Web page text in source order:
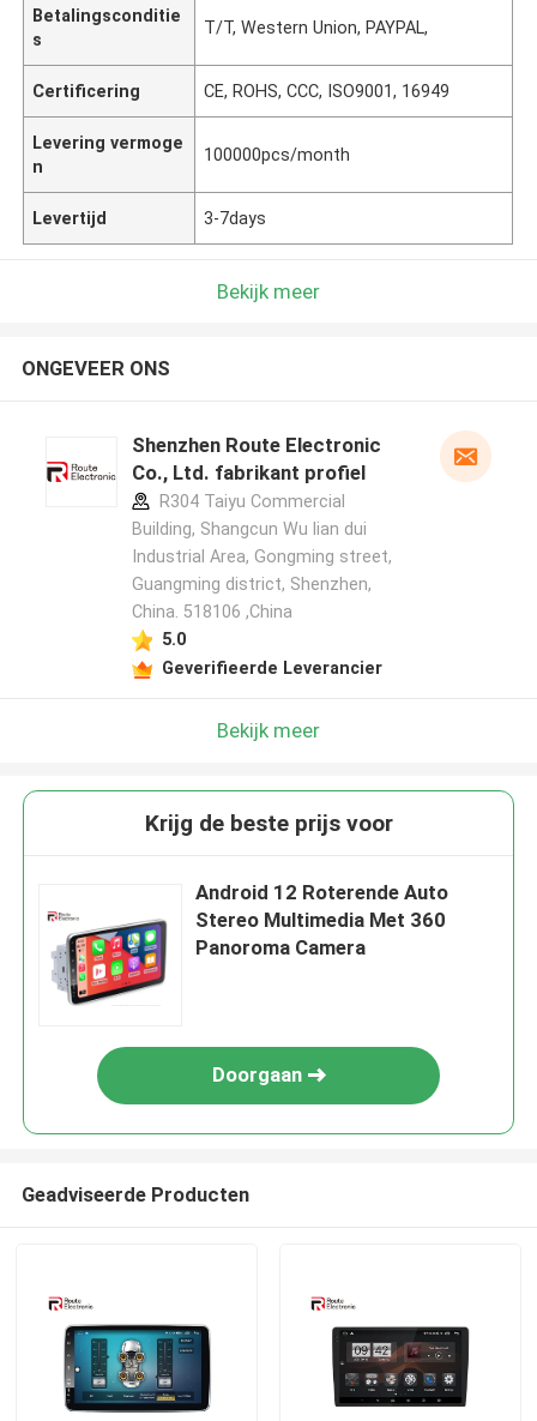
Betalingsconditie
s
T/T, Western Union, PAYPAL,
Certificering CE, ROHS, CCC, ISO9001, 16949
Levering vermoge
n
100000pcs/month
Levertijd 3-7days
Bekijk meer
ONGEVEER ONS
Shenzhen Route Electronic
Co., Ltd. fabrikant profiel
R304 Taiyu Commercial
Building, Shangcun Wu lian dui
Industrial Area, Gongming street,
Guangming district, Shenzhen,
China. 518106 ,China
5.0
Geverifieerde Leverancier
Bekijk meer
Krijg de beste prijs voor
Android 12 Roterende Auto
Stereo Multimedia Met 360
Panoroma Camera
Doorgaan
Geadviseerde Producten